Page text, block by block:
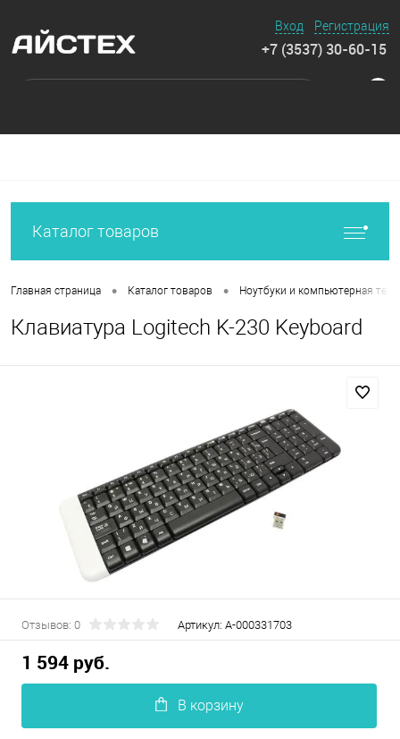
Вход Регистрация
+7 (3537) 30-60-15
Каталог товаров
Главная страница • Каталог товаров • Ноутбуки и компьютерная
Клавиатура Logitech K-230 Keyboard
Отзывов: 0 Артикул: А-000331703
1 594 руб.
В корзину